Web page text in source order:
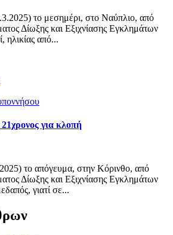
το μεσημέρι, στο Ναύπλιο, από
Δίωξης και Εξιχνίασης Εγκλημάτων
ηλικίας από...
για κλοπή
το απόγευμα, στην Κόρινθο, από
Δίωξης και Εξιχνίασης Εγκλημάτων
γιατί σε...